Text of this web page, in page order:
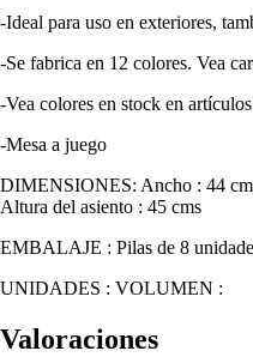
-Ideal para uso en exteriores,
-Se fabrica en 12 colores. Vea
-Vea colores en stock en
-Mesa a juego
DIMENSIONES: Ancho : 44
Altura del asiento : 45 cms
EMBALAJE : Pilas de 8
UNIDADES : VOLUMEN :
Valoraciones